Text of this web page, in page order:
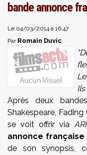
bande annonce
Le 04/03/2014 à 16:47
Par Romain Duvic
Après deux
Shakespeare,
se voit offrir via
annonce française
de son synopsis,